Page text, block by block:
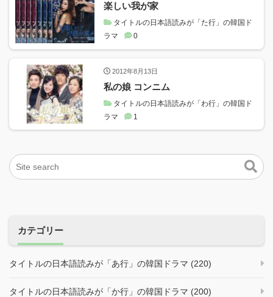
楽しい我が家
タイトルの日本語読みが「た行」の韓国ド
ラマ
0
2012年8月13日
私の娘 コンニム
タイトルの日本語読みが「わ行」の韓国ド
ラマ
1
カテゴリー
タイトルの日本語読みが「あ行」の韓国ドラマ (220)
タイトルの日本語読みが「か行」の韓国ドラマ (200)